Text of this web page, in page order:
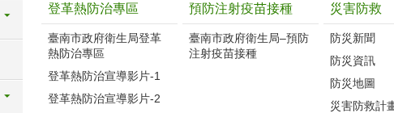
登革熱防治專區
臺南市政府衛生局登革
熱防治專區
登革熱防治宣導影片-1
登革熱防治宣導影片-2
預防注射疫苗接種
臺南市政府衛生局–預防
注射疫苗接種
災害防救
防災新聞
防災資訊
防災地圖
災害防救計